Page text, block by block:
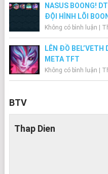
NASUS BOONG!
ĐỘI HÌNH LÕI
Không có bình luận
LÊN ĐỒ
META TFT
Không có bình luận
BTV
Thap Dien